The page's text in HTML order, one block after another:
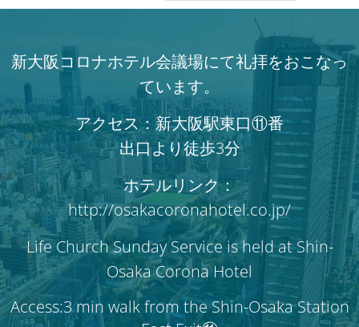
新大阪コロナホテル会議場にて礼拝をおこなっ
ています。
アクセス：新大阪駅東口⑪番
出口より徒歩3分
ホテルリンク：
http://osakacoronahotel.co.jp/
Life Church Sunday Service is held at Shin-
Osaka Corona Hotel
Access:3 min walk from the Shin-Osaka Station